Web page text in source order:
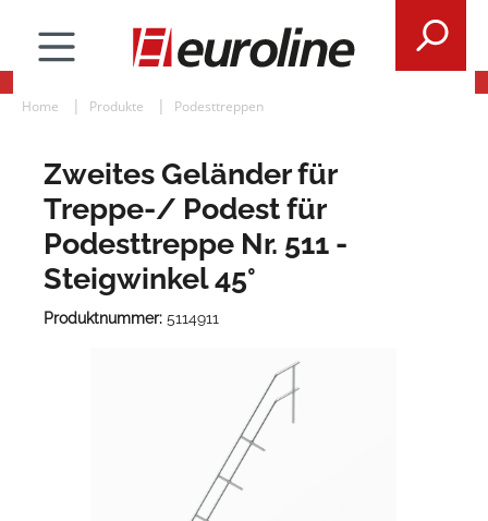
Home Produkte Podesttreppen
Zweites Geländer für
Treppe-/ Podest für
Podesttreppe Nr. 511 -
Steigwinkel 45°
Produktnummer: 5114911